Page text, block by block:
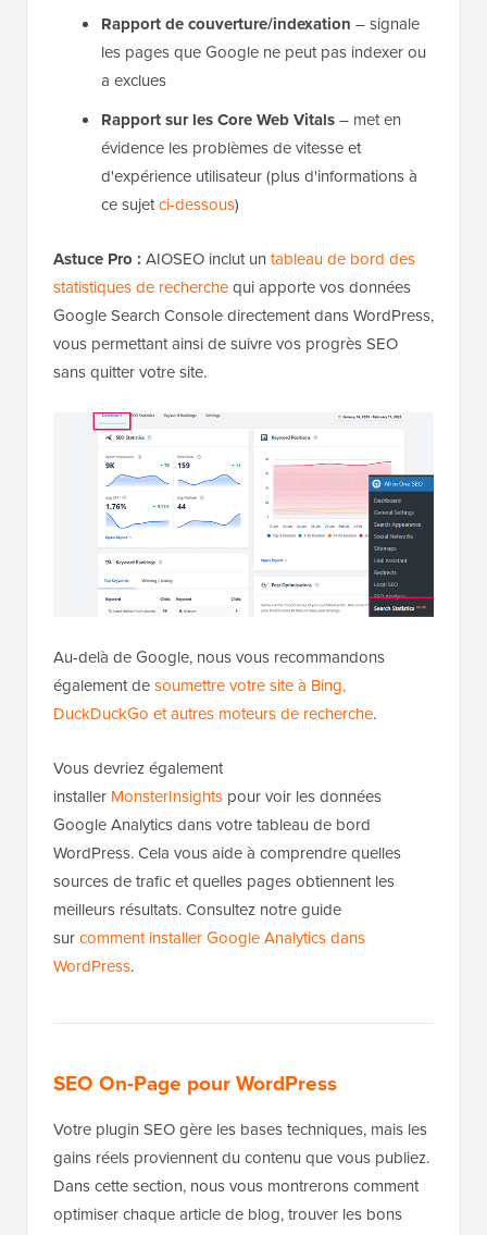
Rapport de couverture/indexation – signale
les pages que Google ne peut pas indexer ou
a exclues
Rapport sur les Core Web Vitals– met en
évidence les problèmes de vitesse et
d'expérience utilisateur (plus d'informations à
ce sujetci-dessous)
Astuce Pro : AIOSEO inclut un tableau de bord des
statistiques de recherchequi apporte vos données
Google Search Console directement dans WordPress,
vous permettant ainsi de suivre vos progrès SEO
sans quitter votre site.
Au-delà de Google, nous vous recommandons
également desoumettre votre site à Bing,
DuckDuckGo et autres moteurs de recherche.
Vous devriez également
installer MonsterInsights pour voir les données
Google Analytics dans votre tableau de bord
WordPress. Cela vous aide à comprendre quelles
sources de trafic et quelles pages obtiennent les
meilleurs résultats. Consultez notre guide
surcomment installer Google Analytics dans
WordPress.
SEO On-Page pour WordPress
Votre plugin SEO gère les bases techniques, mais les
gains réels proviennent du contenu que vous publiez.
Dans cette section, nous vous montrerons comment
optimiser chaque article de blog, trouver les bons